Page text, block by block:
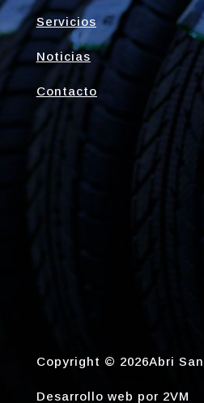
Servicios
Noticias
Contacto
Copyright © 2026Abri
Desarrollo web por 2VM